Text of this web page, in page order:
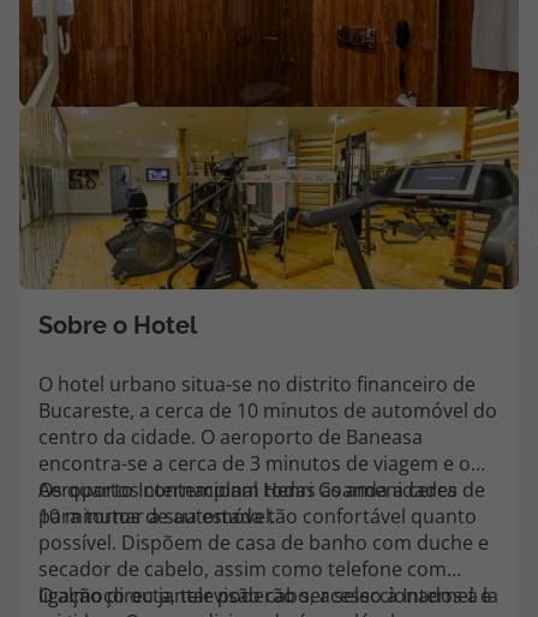
Área de Cliente
Agências
Contactos
Apoio ao cliente em Portugal
218 925 471
218 925 471
Custo de uma chamada para a rede fixa nacional.
A sua agência de viagens Top Atlântico tem a preocupação de estar
sempre mais perto de si, para maior comodidade e total facilidade
na marcação das suas viagens, tem ainda ao seu dispor o nosso call
center a funcionar todos os dias úteis das 10:00 às 20:00 e Sábado
das 10:00 às 14:00.
Sobre o Hotel
O hotel urbano situa-se no distrito financeiro de
Bucareste, a cerca de 10 minutos de automóvel do
centro da cidade. O aeroporto de Baneasa
encontra-se a cerca de 3 minutos de viagem e o
Aeroporto Internacional Henri Coanda a cerca de
10 minutos de automóvel.
Os quartos contemplam todas as amenidades
para tornar a sua estada tão confortável quanto
possível. Dispõem de casa de banho com duche e
secador de cabelo, assim como telefone com
ligação directa, televisão cabo, acesso à Internet e
O almoço ou jantar poderão ser seleccionados à la